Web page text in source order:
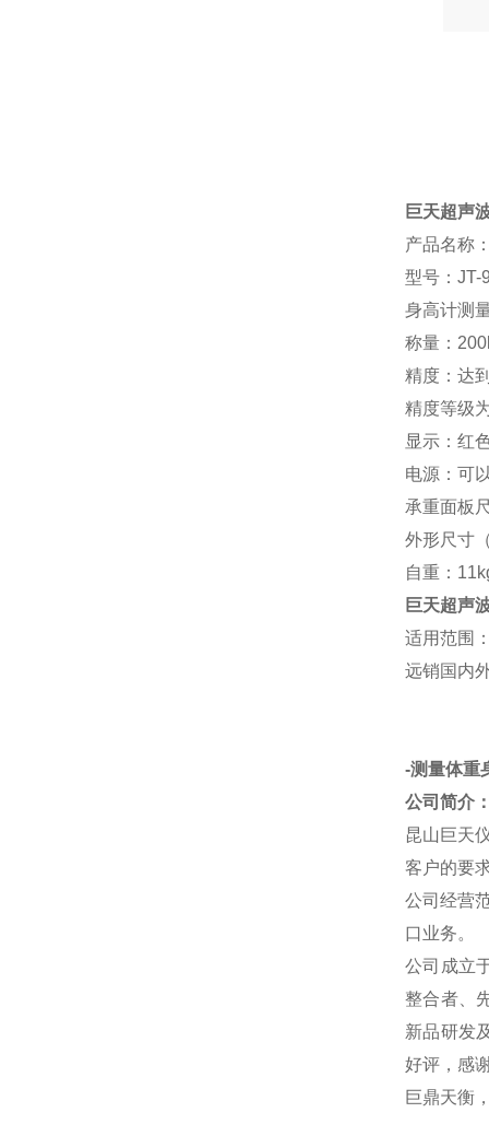
巨天超声
产品名称
型号：JT-
身高计测
称量：
精度：达
精度等级
显示：红
电源：可
承重面板
外形尺寸
自重：11
巨天超声
适用范围
远销国内
-测量体重
公司简介
昆山巨天
客户的要
公司经营
口业务。
公司成立
整合者、
新品研发
好评，感
巨鼎天衡